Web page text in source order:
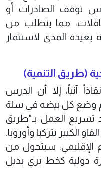
توقف الصادرات أو
مما يتطلب من
المدى لاستثمار
آنياً، إلا أن الدرس
وضع كل بيضه في سلة
تسريع العمل بـ"طريق
الكبير بتركيا وأوروبا.
سيتحول من
دولية كخط بري بديل